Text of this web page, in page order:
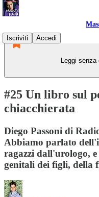
Iscriviti
Accedi
Leggi
#25 Un libro sul
chiacchierata
Diego Passoni di
Abbiamo parlato
ragazzi dall'urologo,
genitali dei figli, della